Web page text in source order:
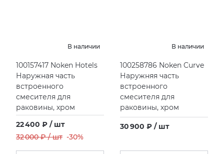
В наличии
100157417 Noken Hotels
Наружная часть
встроенного
смесителя для
раковины, хром
22 400 ₽ / шт
32 000 ₽ / шт -30%
В наличии
100258786 Noken Curve
Наружняя часть
встроенного
смесителя для
раковины, хром
30 900 ₽ / шт